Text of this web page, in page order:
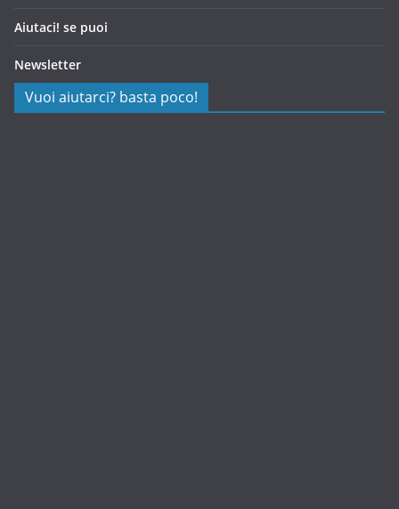
Aiutaci! se puoi
Newsletter
Vuoi aiutarci? basta poco!